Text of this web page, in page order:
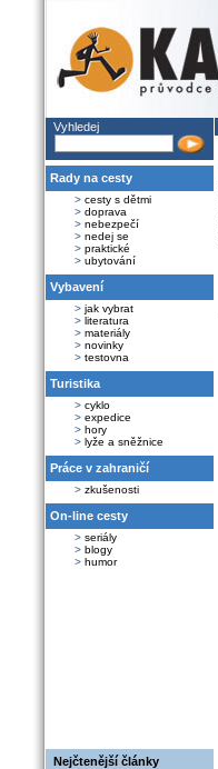
Vyhledej
Rady na cesty
> cesty s dětmi
> doprava
> nebezpečí
> nedej se
> praktické
> ubytování
Vybavení
> jak vybrat
> literatura
> materiály
> novinky
> testovna
Turistika
> cyklo
> expedice
> hory
> lyže a sněžnice
Práce v zahraničí
> zkušenosti
On-line cesty
> seriály
> blogy
> humor
Nejčtenější články